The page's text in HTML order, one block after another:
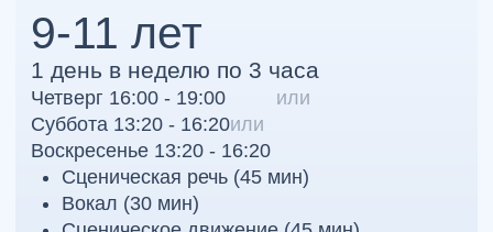
Среда, в которой хочется расти
Мы создаём атмосферу уважения, поддержки и
творчества — здесь ребёнок чувствует себя
безопасно и уверенно.
4 ПРИЗНАКА АКТЕРСКИХ
ДАННЫХ!